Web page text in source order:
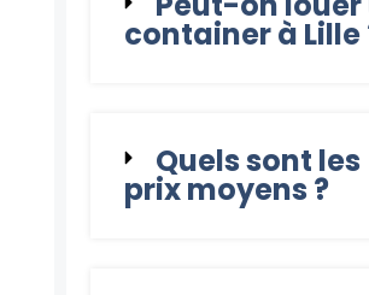
container à Lille
Quels sont les
prix moyens ?